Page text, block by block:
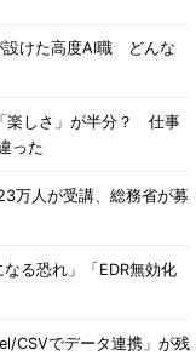
けた高度AI職 どんな
楽しさ」が半分？ 仕事
った
万人が受講、総務省が募
る恐れ」「EDR無効化
CSVでデータ連携」が残